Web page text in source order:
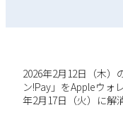
2026年2月12日（木
ン!Pay」をAppleウォ
年2月17日（火）に解